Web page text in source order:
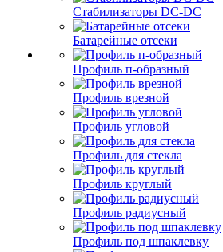
Стабилизаторы DC-DC
Батарейные отсеки
Профиль п-образный
Профиль врезной
Профиль угловой
Профиль для стекла
Профиль круглый
Профиль радиусный
Профиль под шпаклевку